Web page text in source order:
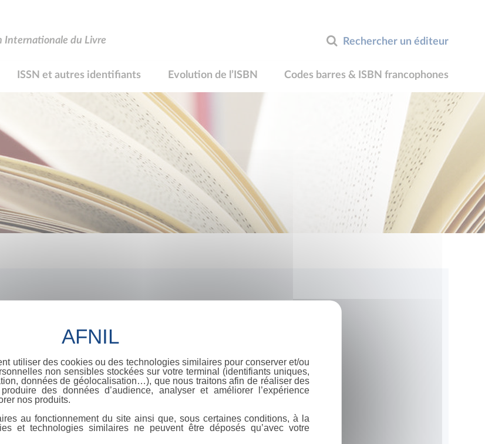
Rechercher un éditeur
Internationale du Livre
ISSN et autres identifiants Evolution de l’ISBN Codes barres & ISBN francophones
utiliser des cookies ou des technologies similaires pour conserver et/ou
non sensibles stockées sur votre terminal (identifiants uniques,
données de géolocalisation…), que nous traitons afin de réaliser des
des données d’audience, analyser et améliorer l’expérience
nos produits.
au fonctionnement du site ainsi que, sous certaines conditions, à la
et technologies similaires ne peuvent être déposés qu’avec votre